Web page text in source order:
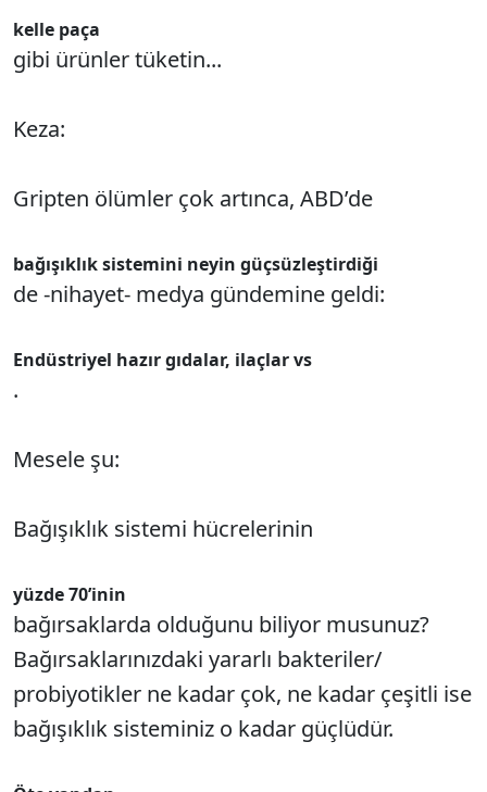
kelle paça
gibi ürünler tüketin...
Keza:
Gripten ölümler çok artınca, ABD’de
bağışıklık sistemini neyin güçsüzleştirdiği
de -nihayet- medya gündemine geldi:
Endüstriyel hazır gıdalar, ilaçlar vs
.
Mesele şu:
Bağışıklık sistemi hücrelerinin
yüzde 70’inin
bağırsaklarda olduğunu biliyor musunuz?
Bağırsaklarınızdaki yararlı bakteriler/
probiyotikler ne kadar çok, ne kadar çeşitli ise
bağışıklık sisteminiz o kadar güçlüdür.